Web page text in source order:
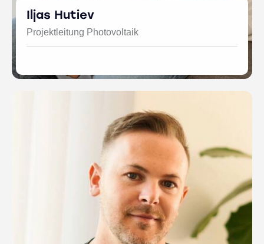
Iljas Hutiev
Projektleitung Photovoltaik